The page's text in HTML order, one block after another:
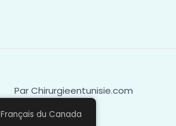
Par Chirurgieentunisie.com
Français du Canada